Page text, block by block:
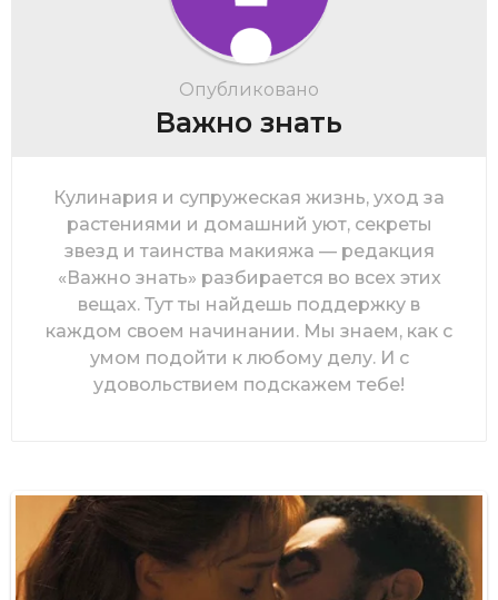
Опубликовано
Важно знать
Кулинария и супружеская жизнь, уход за
растениями и домашний уют, секреты
звезд и таинства макияжа — редакция
«Важно знать» разбирается во всех этих
вещах. Тут ты найдешь поддержку в
каждом своем начинании. Мы знаем, как с
умом подойти к любому делу. И с
удовольствием подскажем тебе!